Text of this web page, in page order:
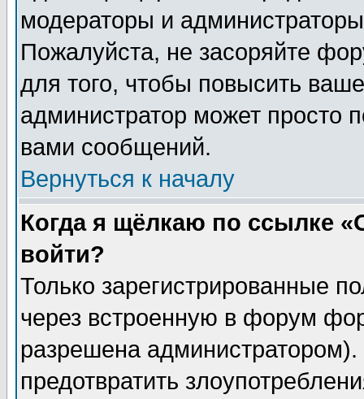
модераторы и
Пожалуйста, не засоряйте
для того, чтобы повысить
администратор может просто
вами сообщений.
Вернуться к началу
Когда я щёлкаю по ссылке
войти?
Только зарегистрированные
через встроенную в форум
разрешена
предотвратить